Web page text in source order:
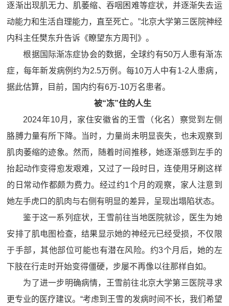
逐渐出现肌无力、肌萎缩、吞咽困难等症状，并逐渐失去运
动能力和生活自理能力，直至死亡。”北京大学第三医院神经
内科主任樊东升告诉《瞭望东方周刊》。
根据国际渐冻症协会的数据，全球约有50万人患有渐冻
症，每年新发病例约为2.5万例。每10万人中有1-2人患病，
据此估算，目前，国内约有6万-10万名患者。
被“冻”住的人生
2024年10月，家住安徽省的王雪（化名）察觉到左侧
胳膊力量有所下降。当时，力量尚未明显丧失，也未观察到
肌肉萎缩的迹象。然而，随着时间推移，她逐渐感到左手的
抬起动作变得愈发艰难，又过了一段时日，连使用牙刷这样
的日常动作都颇为费力。经过约1个月的观察，家人注意到
她左手虎口的肌肉与右侧有明显的差异，呈现出塌陷状态。
鉴于这一系列症状，王雪前往当地医院就诊，医生为她
安排了肌电图检查，结果显示她的神经元已经受损，不仅限
于手部，其他部位可能也有潜在风险。约3个月后，她的左
下肢在行走时开始变得僵硬，步屡不再像以往那样自如。
为了进一步明确病情，王雪前往北京大学第三医院寻求
更专业的医疗建议。“考虑到王雪的发病时间不长，我们希望